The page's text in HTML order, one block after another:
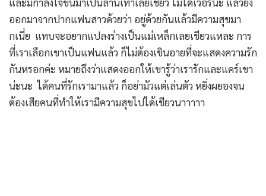
ออกมาจากปากแฟนสาวด้วยว่า อยู่ด้วยกันแล้วมีความสุขมา
กเนี่ย แทบจะอยากแปลงร่างเป็นแม่เหล็กเลยเชียวแหละ การ
ที่เราเลือกเขาเป็นแฟนแล้ว ก็ไม่ต้องเขินอายที่จะแสดงความรัก
กันหรอกค่ะ หมายถึงว่าแสดงออกให้เขารู้ว่าเรารักและแคร์เขา
น่ะนะ ได้คนที่รักเรามาแล้ว ก็อย่ามัวแต่เล่นตัว หยิ่งผยองจน
ต้องเสียคนที่ทำให้เรามีความสุขไปได้เชียวนาาาาา